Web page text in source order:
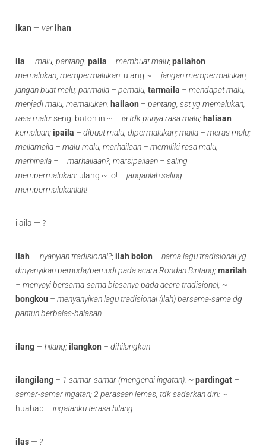
ikan — varihan
ila — malu, pantang; paila – membuat malu; pailahon –
memalukan mempermalukan: ulang ~ – jangan mempermalukan,
jangan buat malu; parmaila – pemalu;tarmaila – mendapat malu,
menjadi malu, memalukan; hailaon – pantang, sst yg memalukan,
rasa malu:seng ibotoh in ~ – ia tdk punya rasa malu; haliaan –
kemaluan;ipaila – dibuat malu, dipermalukan; maila – meras malu;
mailamaila – malu-malu; marhailaan – memiliki rasa malu;
marhinaila – = marhailaan?; marsipailaan – saling
mempermalukan: ulang ~ lo! – janganlah saling
mempermalukanlah!
ilaila — ?
ilah — nyanyian tradisional?; ilah bolon – nama lagu tradisional yg
dinyanyikan pemuda/pemudi pada acara Rondan Bintang;marilah
– menyayi bersama-sama biasanya pada acara tradisional; ~
bongkou – menyanyikan lagu tradisional (ilah) bersama-sama dg
pantun berbalas-balasan
ilang — hilang;ilangkon – dihilangkan
ilangilang – 1 samar-samar (mengenai ingatan): ~pardingat –
samar-samar ingatan; 2 perasaan lemas, tdk sadarkan diri: ~
huahap – ingatanku terasa hilang
ilas — ?